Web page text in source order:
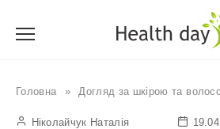
Головна » Догляд за шкірою та
Ніколайчук Наталія